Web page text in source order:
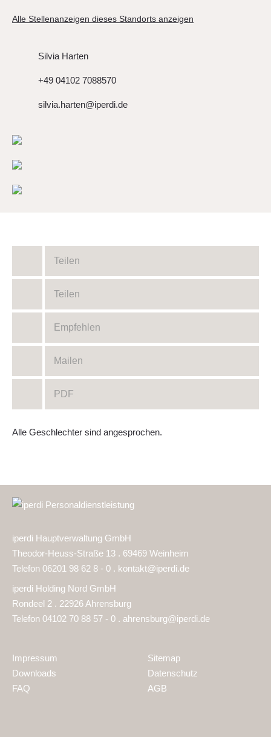
Alle Stellenanzeigen dieses Standorts anzeigen
Silvia Harten
+49 04102 7088570
silvia.harten@iperdi.de
Teilen
Teilen
Empfehlen
Mailen
PDF
Alle Geschlechter sind angesprochen.
iperdi Hauptverwaltung GmbH
Theodor-Heuss-Straße 13 . 69469 Weinheim
Telefon 06201 98 62 8 - 0 . kontakt@iperdi.de
iperdi Holding Nord GmbH
Rondeel 2 . 22926 Ahrensburg
Telefon 04102 70 88 57 - 0 . ahrensburg@iperdi.de
Impressum
Downloads
FAQ
Sitemap
Datenschutz
AGB